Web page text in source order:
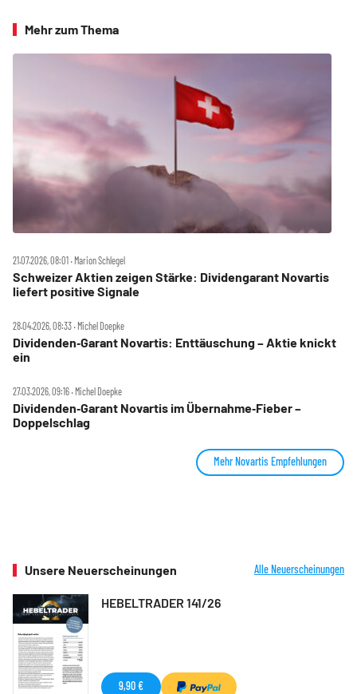
Mehr zum Thema
21.07.2026, 08:01 ‧ Marion Schlegel
Schweizer Aktien zeigen Stärke: Dividengarant Novartis
liefert positive Signale
28.04.2026, 08:33 ‧ Michel Doepke
Dividenden‑Garant Novartis: Enttäuschung – Aktie knickt
ein
27.03.2026, 09:16 ‧ Michel Doepke
Dividenden‑Garant Novartis im Übernahme‑Fieber –
Doppelschlag
Mehr Novartis Empfehlungen
Unsere Neuerscheinungen Alle Neuerscheinungen
HEBELTRADER 141/26
9,90 €